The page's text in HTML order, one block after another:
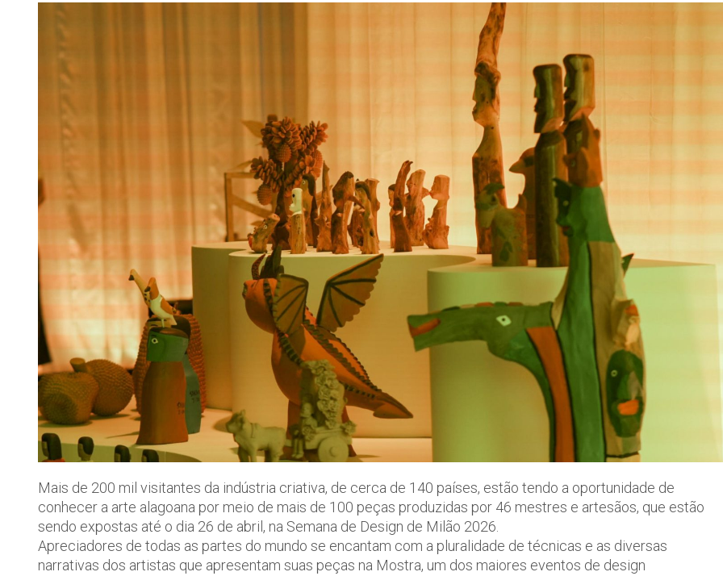
Mais de 200 mil visitantes da indústria criativa, de cerca de 140 países, estão tendo a oportunidade de
conhecer a arte alagoana por meio de mais de 100 peças produzidas por 46 mestres e artesãos, que estão
sendo expostas até o dia 26 de abril, na Semana de Design de Milão 2026.
Apreciadores de todas as partes do mundo se encantam com a pluralidade de técnicas e as diversas
narrativas dos artistas que apresentam suas peças na Mostra, um dos maiores eventos de design